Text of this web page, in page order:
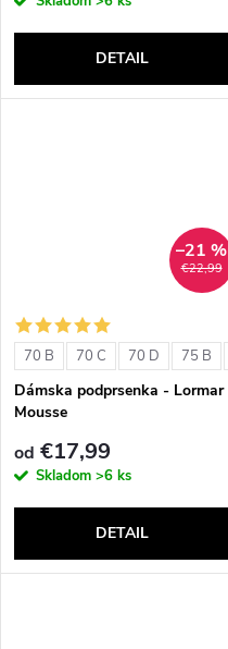
DETAIL
€22,99
–21 %
70 B 70 C 70 D 75 B
Dámska podprsenka - Lormar
Mousse
od €17,99
Skladom >6 ks
DETAIL